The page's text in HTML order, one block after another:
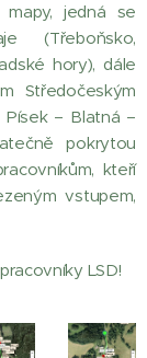
jedná se
(Třeboňsko,
hory), dále
Středočeským
– Blatná –
pokrytou
kteří
vstupem,
LSD!